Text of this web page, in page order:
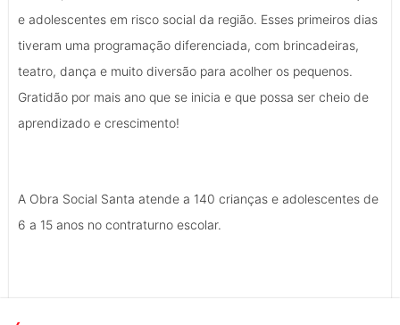
e adolescentes em risco social da região. Esses primeiros dias
tiveram uma programação diferenciada, com brincadeiras,
teatro, dança e muito diversão para acolher os pequenos.
Gratidão por mais ano que se inicia e que possa ser cheio de
aprendizado e crescimento!
A Obra Social Santa atende a 140 crianças e adolescentes de
6 a 15 anos no contraturno escolar.